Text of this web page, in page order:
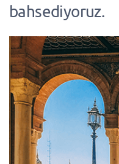
bahsediyoruz.